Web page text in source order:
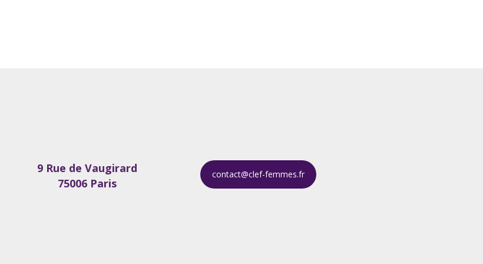
9 Rue de Vaugirard
75006 Paris
contact@clef-femmes.fr